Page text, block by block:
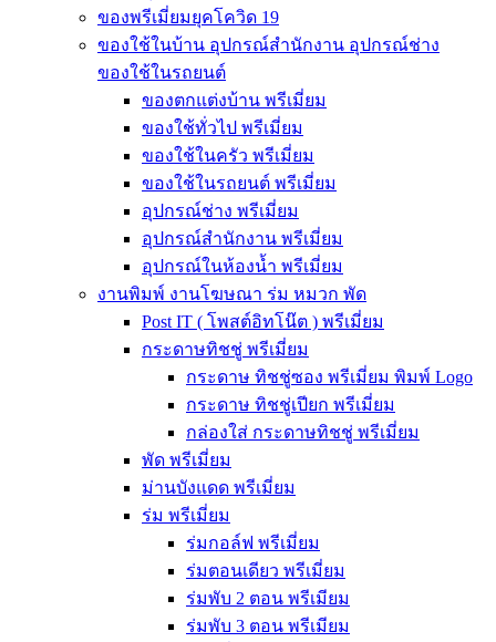
ของพรีเมี่ยมยุคโควิด 19
ของใช้ในบ้าน อุปกรณ์สำนักงาน อุปกรณ์ช่าง
ของใช้ในรถยนต์
ของตกแต่งบ้าน พรีเมี่ยม
ของใช้ทั่วไป พรีเมี่ยม
ของใช้ในครัว พรีเมี่ยม
ของใช้ในรถยนต์ พรีเมี่ยม
อุปกรณ์ช่าง พรีเมี่ยม
อุปกรณ์สำนักงาน พรีเมี่ยม
อุปกรณ์ในห้องน้ำ พรีเมี่ยม
งานพิมพ์ งานโฆษณา ร่ม หมวก พัด
Post IT ( โพสต์อิทโน๊ต ) พรีเมี่ยม
กระดาษทิชชู่ พรีเมี่ยม
กระดาษ ทิชชู่ซอง พรีเมี่ยม พิมพ์ Logo
กระดาษ ทิชชู่เปียก พรีเมี่ยม
กล่องใส่ กระดาษทิชชู่ พรีเมี่ยม
พัด พรีเมี่ยม
ม่านบังแดด พรีเมี่ยม
ร่ม พรีเมี่ยม
ร่มกอล์ฟ พรีเมี่ยม
ร่มตอนเดียว พรีเมี่ยม
ร่มพับ 2 ตอน พรีเมียม
ร่มพับ 3 ตอน พรีเมียม